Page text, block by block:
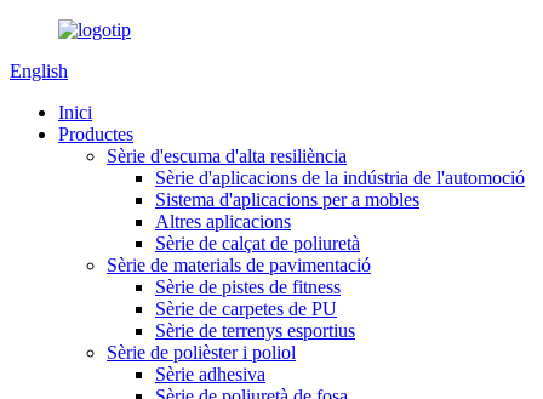
English
Inici
Productes
Sèrie d'escuma d'alta resiliència
Sèrie d'aplicacions de la indústria de l'automoció
Sistema d'aplicacions per a mobles
Altres aplicacions
Sèrie de calçat de poliuretà
Sèrie de materials de pavimentació
Sèrie de pistes de fitness
Sèrie de carpetes de PU
Sèrie de terrenys esportius
Sèrie de polièster i poliol
Sèrie adhesiva